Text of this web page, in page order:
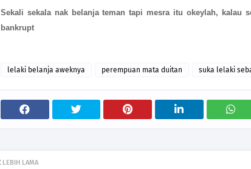
Sekali sekala nak belanja teman tapi mesra itu okeylah, kalau
bankrupt
lelaki belanja aweknya perempuan mata duitan suka lelaki
LEBIH LAMA